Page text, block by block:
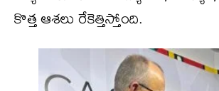
కొత్త ఆశలు రేకెత్తిస్తోంది.